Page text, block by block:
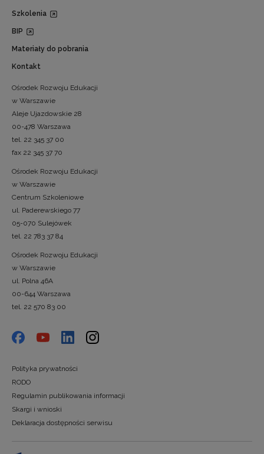
Szkolenia
BIP
Materiały do pobrania
Kontakt
Ośrodek Rozwoju Edukacji
w Warszawie
Aleje Ujazdowskie 28
00-478 Warszawa
tel. 22 345 37 00
fax 22 345 37 70
Ośrodek Rozwoju Edukacji
w Warszawie
Centrum Szkoleniowe
ul. Paderewskiego 77
05-070 Sulejówek
tel. 22 783 37 84
Ośrodek Rozwoju Edukacji
w Warszawie
ul. Polna 46A
00-644 Warszawa
tel. 22 570 83 00
Polityka prywatności
RODO
Regulamin publikowania informacji
Skargi i wnioski
Deklaracja dostępności serwisu